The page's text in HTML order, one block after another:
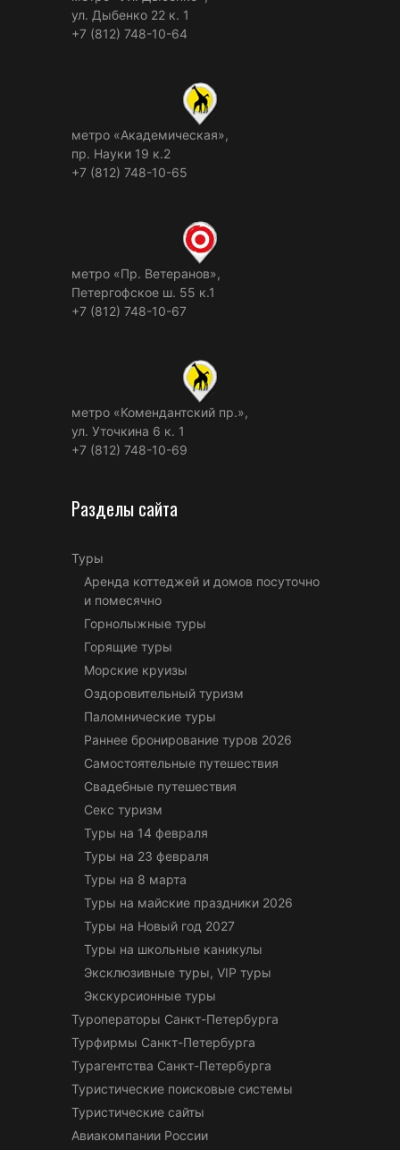
ул. Дыбенко 22 к. 1
+7 (812) 748-10-64
метро «Академическая»,
пр. Науки 19 к.2
+7 (812) 748-10-65
метро «Пр. Ветеранов»,
Петергофское ш. 55 к.1
+7 (812) 748-10-67
метро «Комендантский пр.»,
ул. Уточкина 6 к. 1
+7 (812) 748-10-69
Разделы сайта
Туры
Аренда коттеджей и домов посуточно
и помесячно
Горнолыжные туры
Горящие туры
Морские круизы
Оздоровительный туризм
Паломнические туры
Раннее бронирование туров 2026
Самостоятельные путешествия
Свадебные путешествия
Секс туризм
Туры на 14 февраля
Туры на 23 февраля
Туры на 8 марта
Туры на майские праздники 2026
Туры на Новый год 2027
Туры на школьные каникулы
Эксклюзивные туры, VIP туры
Экскурсионные туры
Туроператоры Санкт-Петербурга
Турфирмы Санкт-Петербурга
Турагентства Санкт-Петербурга
Туристические поисковые системы
Туристические сайты
Авиакомпании России